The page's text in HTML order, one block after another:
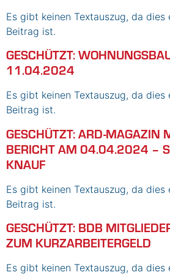
Es gibt keinen Textauszug, da
Beitrag ist.
GESCHÜTZT:
11.04.2024
Es gibt keinen Textauszug, da
Beitrag ist.
GESCHÜTZT: ARD-MAGAZIN
BERICHT AM 04.04.2024 –
KNAUF
Es gibt keinen Textauszug, da
Beitrag ist.
GESCHÜTZT: BDB
ZUM KURZARBEITERGELD
Es gibt keinen Textauszug, da